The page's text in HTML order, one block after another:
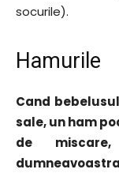
socurile).
Hamurile
Cand
sale, un ham
de
dumneavoastra